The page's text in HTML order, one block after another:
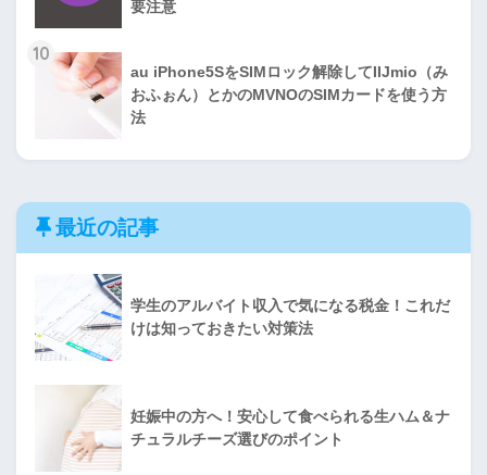
要注意
10
au iPhone5SをSIMロック解除してIIJmio（み
おふぉん）とかのMVNOのSIMカードを使う方
法
最近の記事
学生のアルバイト収入で気になる税金！これだ
けは知っておきたい対策法
妊娠中の方へ！安心して食べられる生ハム＆ナ
チュラルチーズ選びのポイント